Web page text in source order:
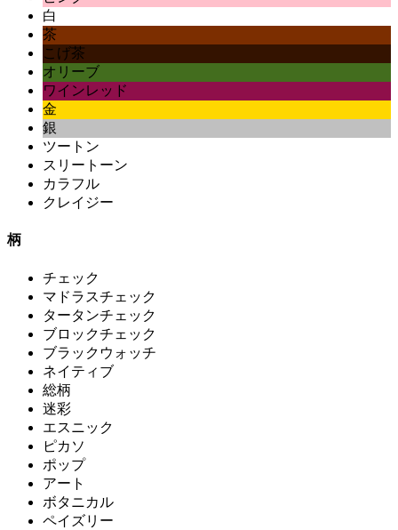
白
茶
こげ茶
オリーブ
ワインレッド
金
銀
ツートン
スリートーン
カラフル
クレイジー
柄
チェック
マドラスチェック
タータンチェック
ブロックチェック
ブラックウォッチ
ネイティブ
総柄
迷彩
エスニック
ピカソ
ポップ
アート
ボタニカル
ペイズリー